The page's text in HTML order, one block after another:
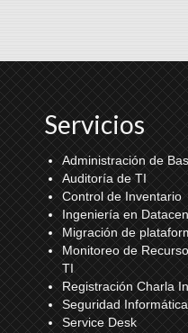
Servicios
Administración de
Auditoría de TI
Control de Inventario
Ingeniería en
Migración de
Monitoreo de
TI
Registración Charla
Seguridad Informática
Service Desk